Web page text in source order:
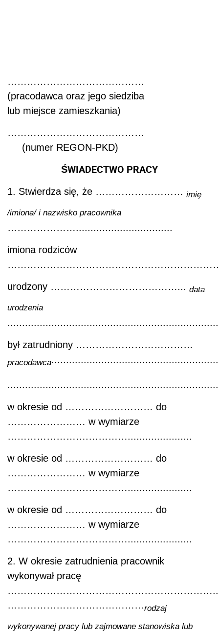
……………………………………
(pracodawca oraz jego siedziba
lub miejsce zamieszkania)
……………………………………
(numer REGON-PKD)
ŚWIADECTWO PRACY
1. Stwierdza się, że ……………………… imię
/imiona/ i nazwisko pracownika
………………….................................
imiona rodziców
urodzony …………………………………... data
urodzenia
był zatrudniony ………………………………
pracodawca
w okresie od ……………………… do
…………………… w wymiarze
…………………….…………......................
w okresie od ……………………… do
…………………… w wymiarze
…………………….…………......................
w okresie od ……………………… do
…………………… w wymiarze
…………………….…………......................
2. W okresie zatrudnienia pracownik
wykonywał pracę
……………………………………rodzaj
wykonywanej pracy lub zajmowane stanowiska lub